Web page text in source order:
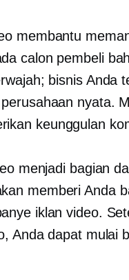
membantu
calon pembeli
bisnis Anda
nyata.
keunggulan
menjadi bagian
memberi Anda
iklan video.
Anda dapat mulai